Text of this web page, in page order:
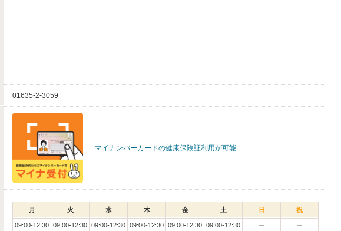
01635-2-3059
マイナンバーカードの健康保険証利用が可能
月 火 水 木 金 土 日 祝
09:00-12:30 09:00-12:30 09:00-12:30 09:00-12:30 09:00-12:30 09:00-12:30 ー
ー